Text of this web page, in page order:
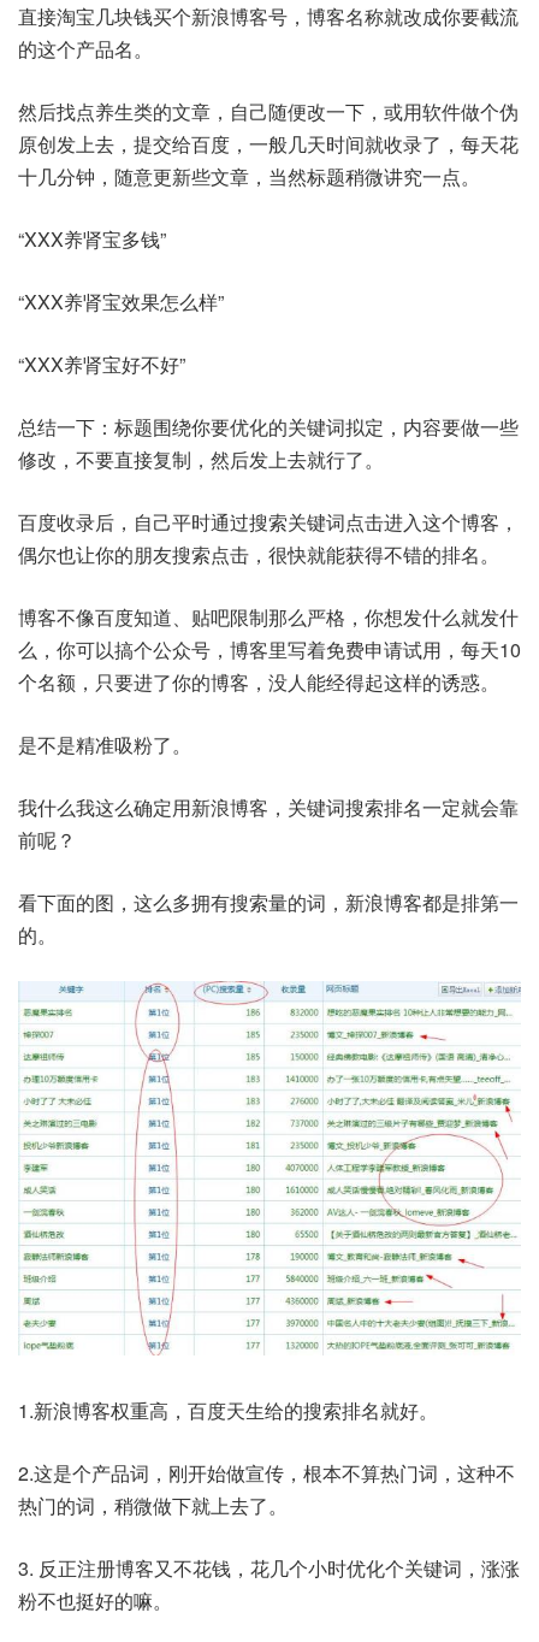
直接淘宝几块钱买个新浪博客号，博客名称就改成你要截流
的这个产品名。
然后找点养生类的文章，自己随便改一下，或用软件做个伪
原创发上去，提交给百度，一般几天时间就收录了，每天花
十几分钟，随意更新些文章，当然标题稍微讲究一点。
“XXX养肾宝多钱”
“XXX养肾宝效果怎么样”
“XXX养肾宝好不好”
总结一下：标题围绕你要优化的关键词拟定，内容要做一些
修改，不要直接复制，然后发上去就行了。
百度收录后，自己平时通过搜索关键词点击进入这个博客，
偶尔也让你的朋友搜索点击，很快就能获得不错的排名。
博客不像百度知道、贴吧限制那么严格，你想发什么就发什
么，你可以搞个公众号，博客里写着免费申请试用，每天10
个名额，只要进了你的博客，没人能经得起这样的诱惑。
是不是精准吸粉了。
我什么我这么确定用新浪博客，关键词搜索排名一定就会靠
前呢？
看下面的图，这么多拥有搜索量的词，新浪博客都是排第一
的。
1.新浪博客权重高，百度天生给的搜索排名就好。
2.这是个产品词，刚开始做宣传，根本不算热门词，这种不
热门的词，稍微做下就上去了。
3. 反正注册博客又不花钱，花几个小时优化个关键词，涨涨
粉不也挺好的嘛。